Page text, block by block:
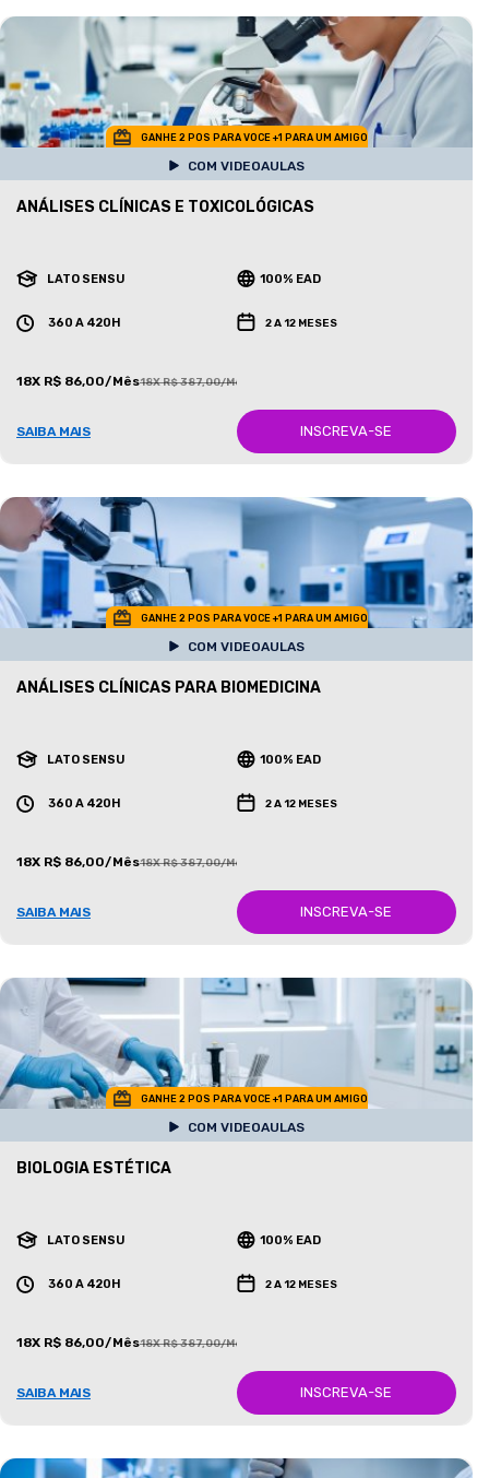
GANHE 2 POS PARA VOCE +1 PARA UM AMIGO
COM VIDEOAULAS
ANÁLISES CLÍNICAS E TOXICOLÓGICAS
LATO SENSU 100% EAD
360 A 420H 2 A 12 MESES
18X R$ 86,00/Mês18X R$ 387,00/Mês
SAIBA MAIS INSCREVA-SE
GANHE 2 POS PARA VOCE +1 PARA UM AMIGO
COM VIDEOAULAS
ANÁLISES CLÍNICAS PARA BIOMEDICINA
LATO SENSU 100% EAD
360 A 420H 2 A 12 MESES
18X R$ 86,00/Mês18X R$ 387,00/Mês
SAIBA MAIS INSCREVA-SE
GANHE 2 POS PARA VOCE +1 PARA UM AMIGO
COM VIDEOAULAS
BIOLOGIA ESTÉTICA
LATO SENSU 100% EAD
360 A 420H 2 A 12 MESES
18X R$ 86,00/Mês18X R$ 387,00/Mês
SAIBA MAIS INSCREVA-SE